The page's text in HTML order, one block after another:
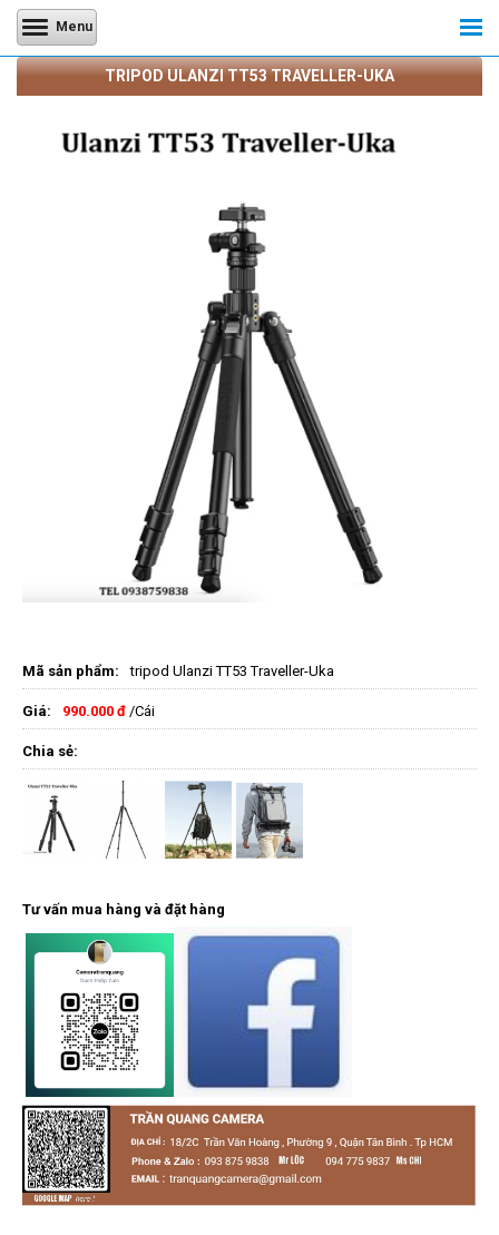
Menu
TRIPOD ULANZI TT53 TRAVELLER-UKA
Mã sản phẩm: tripod Ulanzi TT53 Traveller-Uka
Giá: 990.000 đ /Cái
Chia sẻ:
Tư vấn mua hàng và đặt hàng